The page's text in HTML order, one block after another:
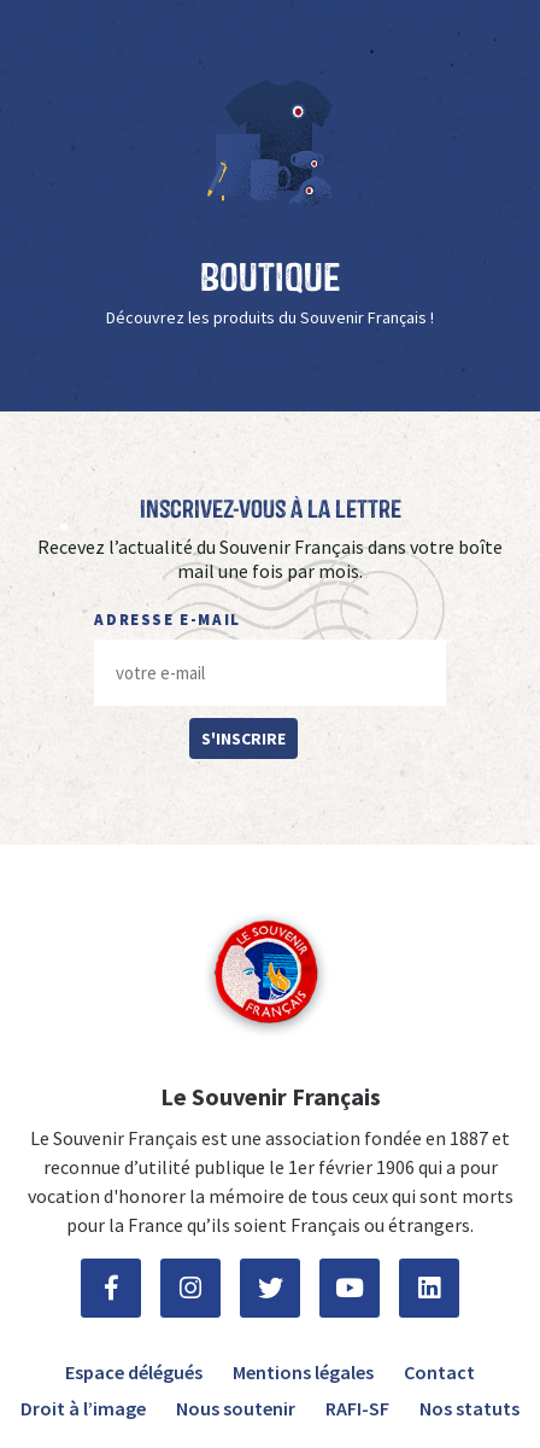
Boutique
Découvrez les produits du Souvenir Français !
Inscrivez-vous à La Lettre
Recevez l’actualité du Souvenir Français dans votre boîte
mail une fois par mois.
ADRESSE E-MAIL
S'INSCRIRE
Le Souvenir Français
Le Souvenir Français est une association fondée en 1887 et
reconnue d’utilité publique le 1er février 1906 qui a pour
vocation d'honorer la mémoire de tous ceux qui sont morts
pour la France qu’ils soient Français ou étrangers.
Espace délégués Mentions légales
Contact
Droit à l’image
Nous soutenir RAFI-SF Nos statuts